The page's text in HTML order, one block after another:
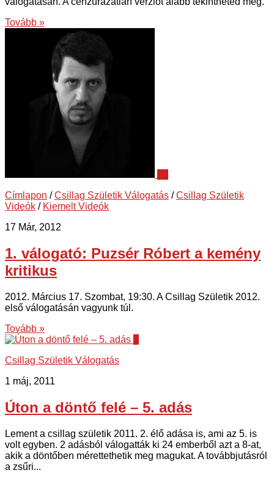
Tovább »
Címlapon /Csillag Születik Válogatás /Csillag Születik
Videók / Kiemelt Videók
17 Már, 2012
1. válogató: Puzsér Róbert a kemény
kritikus
2012. Március 17. Szombat, 19:30. A Csillag Születik 2012.
első válogatásán vagyunk túl.
Tovább »
Csillag Születik Válogatás
1 máj, 2011
Úton a döntő felé – 5. adás
Lement a csillag születik 2011. 2. élő adása is, ami az 5. is
volt egyben. 2 adásból válogatták ki 24 emberből azt a 8-at,
akik a döntőben mérettethetik meg magukat. A továbbjutásról
a zsűri...